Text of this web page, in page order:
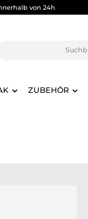
von 24h
ZUBEHÖR